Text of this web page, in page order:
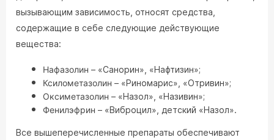
вызывающим зависимость, относят средства,
содержащие в себе следующие действующие
вещества:
Нафазолин – «Санорин», «Нафтизин»;
Ксилометазолин – «Риномарис», «Отривин»;
Оксиметазолин – «Назол», «Називин»;
Фенилэфрин – «Виброцил», детский «Назол».
Все вышеперечисленные препараты обеспечивают